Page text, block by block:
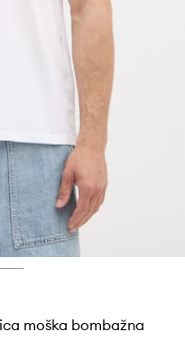
moška bombažna